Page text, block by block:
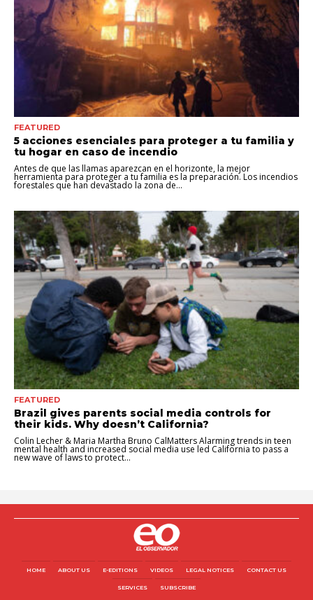
FEATURED
5 acciones esenciales para proteger a tu familia y
tu hogar en caso de incendio
Antes de que las llamas aparezcan en el horizonte, la mejor
herramienta para proteger a tu familia es la preparación. Los incendios
forestales que han devastado la zona de...
FEATURED
Brazil gives parents social media controls for
their kids. Why doesn’t California?
Colin Lecher & Maria Martha Bruno CalMatters Alarming trends in teen
mental health and increased social media use led California to pass a
new wave of laws to protect...
HOME ABOUT US E-EDITIONS VIDEOS LEGAL NOTICES CONTACT US
SERVICES SUBSCRIBE